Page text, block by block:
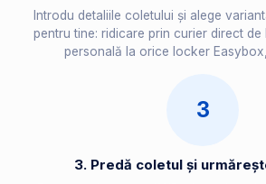
Introdu detaliile coletului și alege
pentru tine: ridicare prin curier direct de
personală la orice locker
3
3. Predă coletul și